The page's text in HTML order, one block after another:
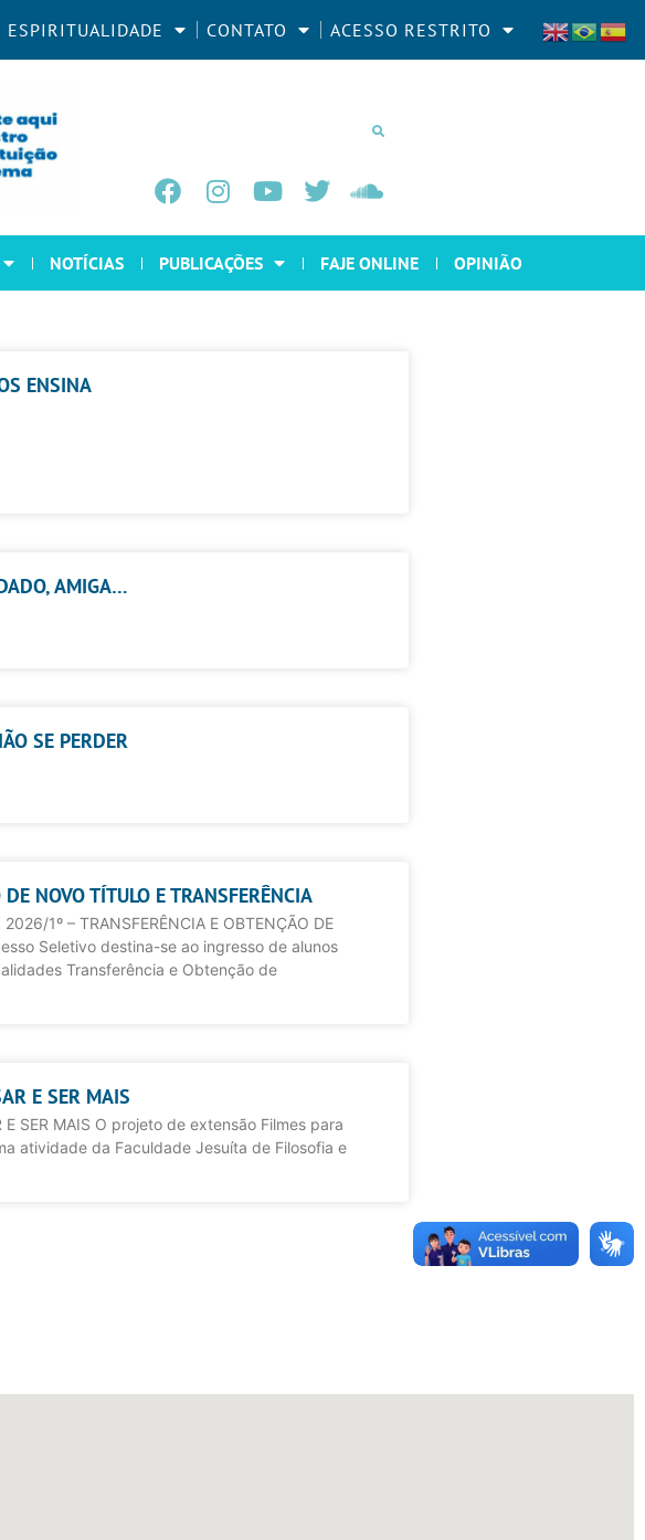
ESPIRITUALIDADE CONTATO ACESSO RESTRITO
NOTÍCIAS PUBLICAÇÕES FAJE ONLINE OPINIÃO
ENSINA
AMIGA…
SE PERDER
NOVO TÍTULO E TRANSFERÊNCIA
2026/1º – TRANSFERÊNCIA E OBTENÇÃO DE
Seletivo destina-se ao ingresso de alunos
Transferência e Obtenção de
E SER MAIS
E SER MAIS O projeto de extensão Filmes para
atividade da Faculdade Jesuíta de Filosofia e